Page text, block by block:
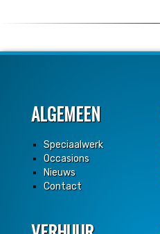
ALGEMEEN
Speciaalwerk
Occasions
Nieuws
Contact